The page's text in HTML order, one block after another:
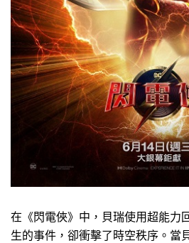
在《閃電俠》中，貝瑞使用超能力
生的事件，卻衝擊了時空秩序。當